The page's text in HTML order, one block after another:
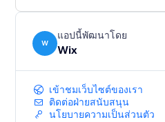
W
แอปนี้พัฒนาโดย
Wix
เข้าชมเว็บไซต์ของเรา
ติดต่อฝ่ายสนับสนุน
นโยบายความเป็นส่วนตัว